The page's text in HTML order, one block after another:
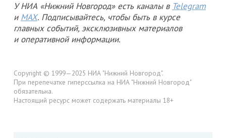
У НИА «Нижний Новгород» есть каналы в Telegram
и MAX. Подписывайтесь, чтобы быть в курсе
главных событий, эксклюзивных материалов
и оперативной информации.
Copyright © 1999—2025 НИА "Нижний Новгород".
При перепечатке гиперссылка на НИА "Нижний Новгород"
обязательна.
Настоящий ресурс может содержать материалы 18+